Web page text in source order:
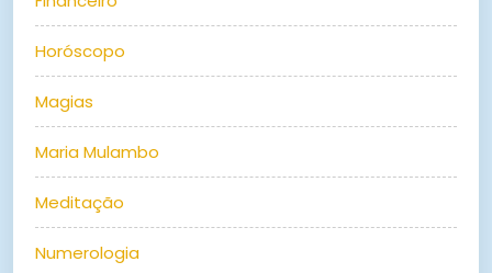
Horóscopo
Magias
Maria Mulambo
Meditação
Numerologia